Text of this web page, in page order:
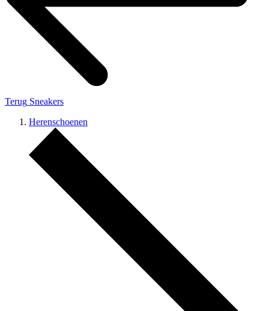
Terug Sneakers
Herenschoenen